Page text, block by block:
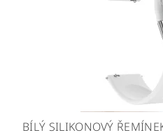
BÍLÝ SILIKONOVÝ